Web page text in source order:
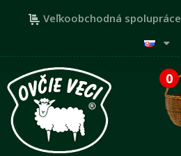
Veľkoobchodná spolupráce
0